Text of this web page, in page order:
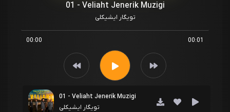
01 - Veliaht Jenerik Muzigi
تویگار ایشیکلی
00:00 00:01
01 - Veliaht Jenerik Muzigi
تویگار ایشیکلی